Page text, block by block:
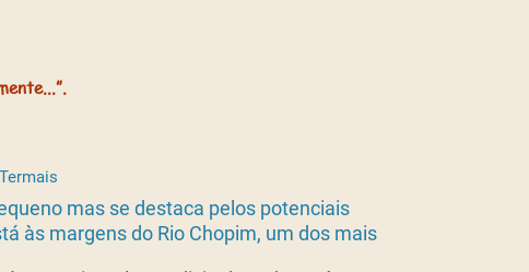
mas se destaca pelos potenciais
às margens do Rio Chopim, um dos mais